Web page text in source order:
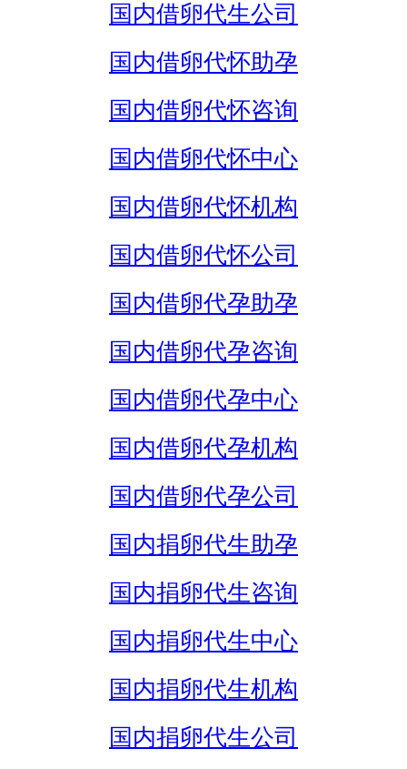
国内借卵代生公司
国内借卵代怀助孕
国内借卵代怀咨询
国内借卵代怀中心
国内借卵代怀机构
国内借卵代怀公司
国内借卵代孕助孕
国内借卵代孕咨询
国内借卵代孕中心
国内借卵代孕机构
国内借卵代孕公司
国内捐卵代生助孕
国内捐卵代生咨询
国内捐卵代生中心
国内捐卵代生机构
国内捐卵代生公司